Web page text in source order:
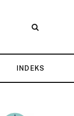
INDEKS